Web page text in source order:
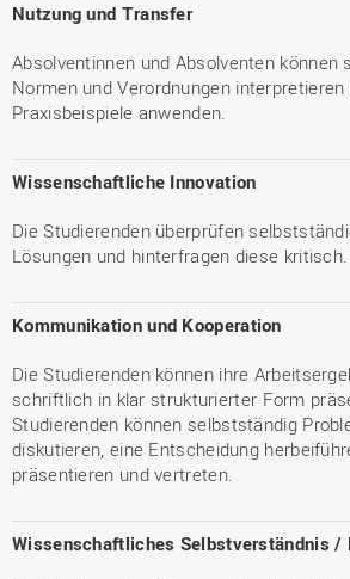
Nutzung und Transfer
Absolventinnen und Absolventen
Normen und Verordnungen
Praxisbeispiele anwenden.
Wissenschaftliche Innovation
Die Studierenden überprüfen
Lösungen und hinterfragen diese kritisch.
Kommunikation und Kooperation
Die Studierenden können ihre
schriftlich in klar strukturierter Form
Studierenden können selbstständig
diskutieren, eine Entscheidung
präsentieren und vertreten.
Wissenschaftliches Selbstverständnis /